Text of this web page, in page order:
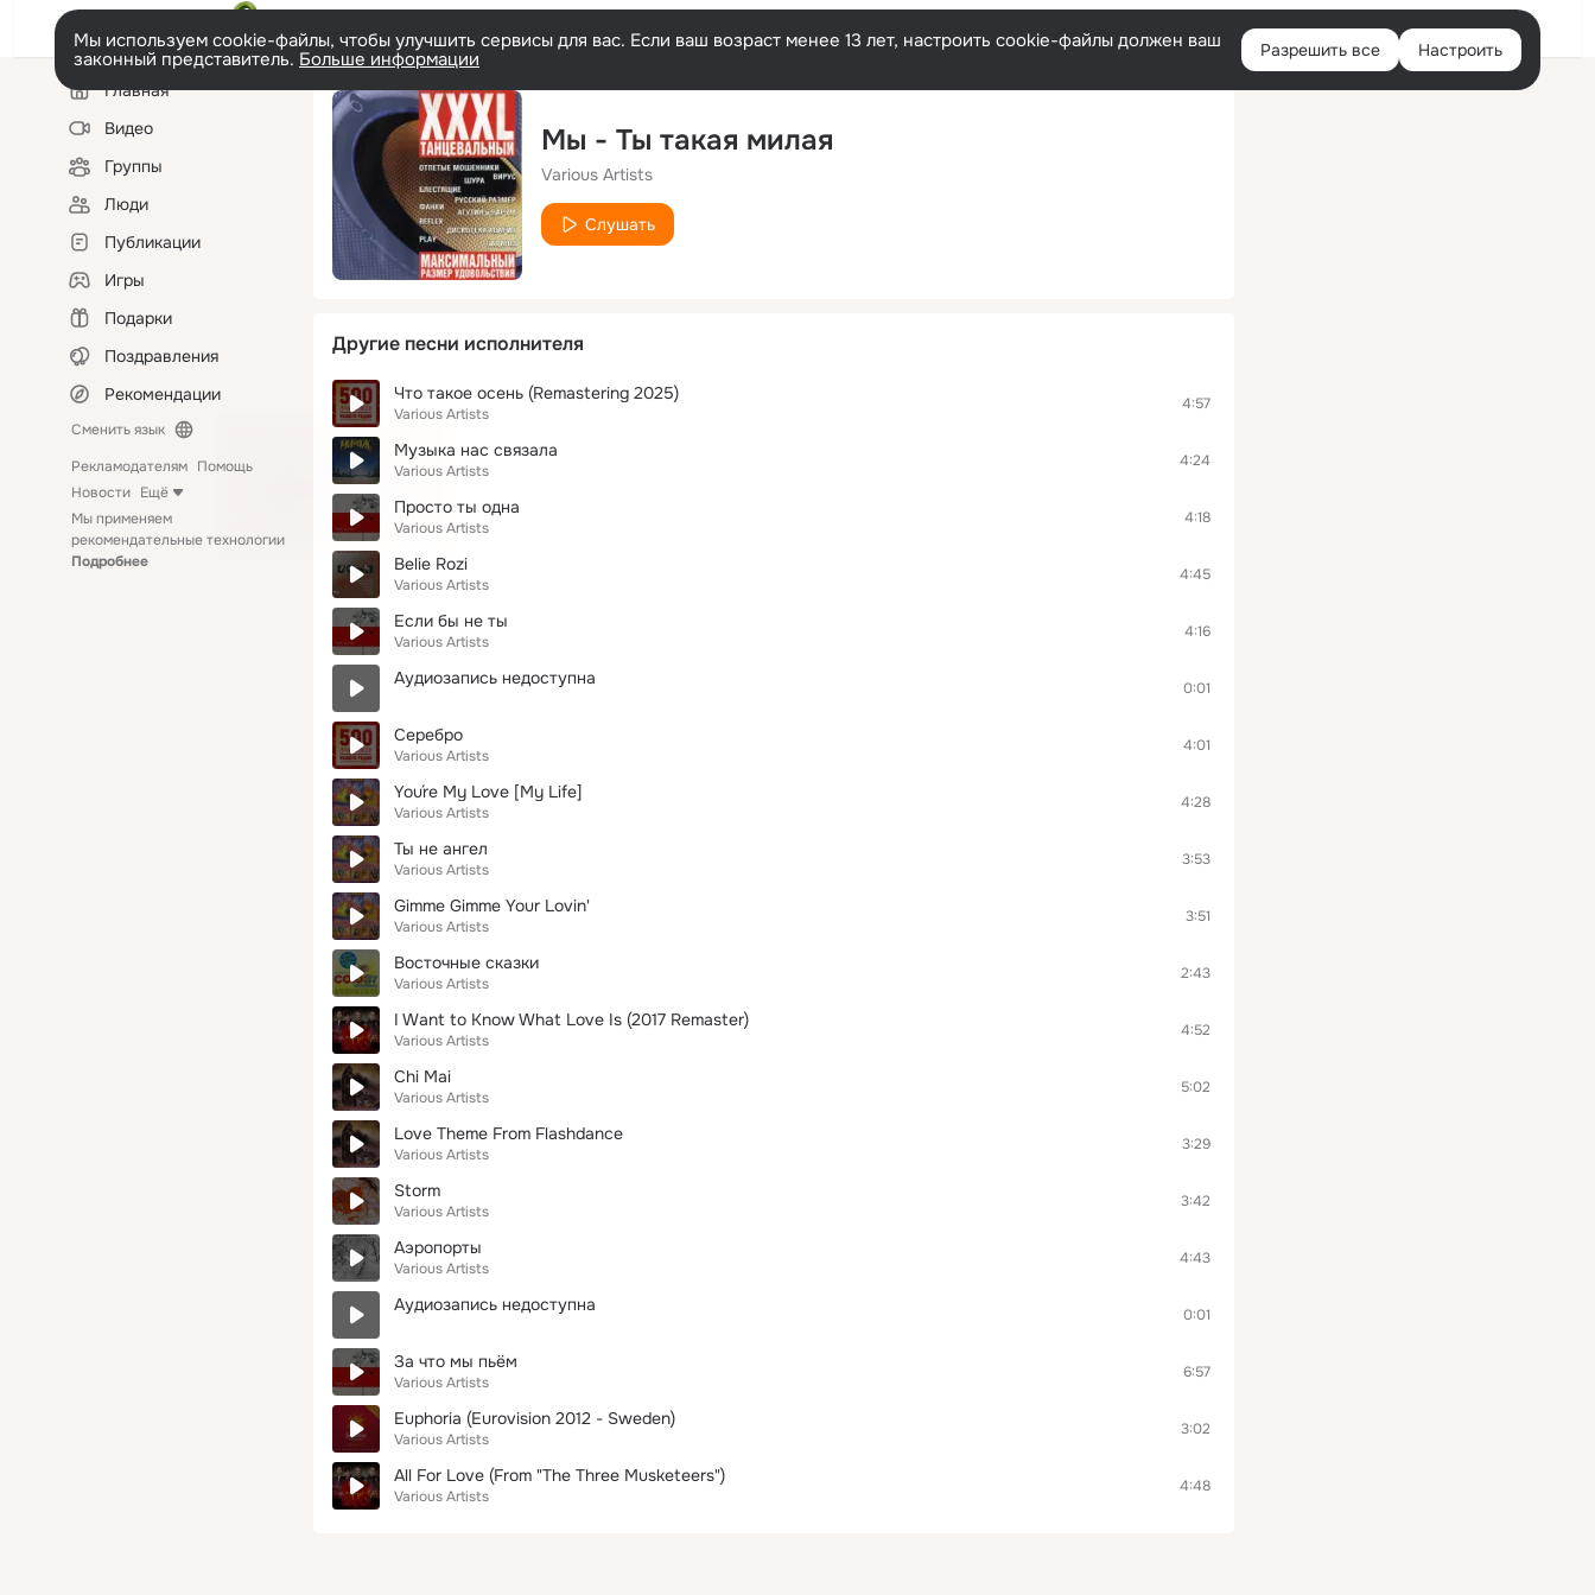
Войти
Мы используем cookie-файлы, чтобы улучшить сервисы для вас. Если ваш возраст менее 13 лет, настроить cookie-файлы должен ваш
законный представитель. Больше информации Разрешить все Настроить
Левая
колонкаГлавная
Видео
Группы
Люди
Публикации
Игры
Подарки
Поздравления
Рекомендации
Сменить язык
Рекламодателям Помощь
Новости Ещё
Мы применяем
рекомендательные технологии
Подробнее
Мы - Ты такая милая
Various Artists
Слушать
Другие песни исполнителя
Что такое осень (Remastering 2025)
Various Artists
4:57
Музыка нас связала
Various Artists
4:24
Просто ты одна
Various Artists
4:18
Belie Rozi
Various Artists
4:45
Если бы не ты
Various Artists
4:16
Аудиозапись недоступна 0:01
Серебро
Various Artists
4:01
You´re My Love [My Life]
Various Artists
4:28
Ты не ангел
Various Artists
3:53
Gimme Gimme Your Lovin'
Various Artists
3:51
Восточные сказки
Various Artists
2:43
I Want to Know What Love Is (2017 Remaster)
Various Artists
4:52
Chi Mai
Various Artists
5:02
Love Theme From Flashdance
Various Artists
3:29
Storm
Various Artists
3:42
Аэропорты
Various Artists
4:43
Аудиозапись недоступна 0:01
За что мы пьём
Various Artists
6:57
Euphoria (Eurovision 2012 - Sweden)
Various Artists
3:02
All For Love (From "The Three Musketeers")
Various Artists
4:48